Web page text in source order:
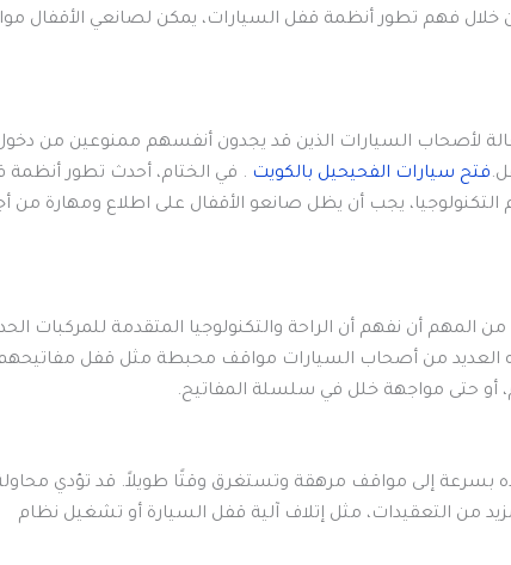
فهم تطور أنظمة قفل السيارات، يمكن لصانعي الأقفال
لأصحاب السيارات الذين قد يجدون أنفسهم ممنوعين من
فتح سيارات الفحيحيل بالكويت . في الختام، أحدث تطور أنظمة
يجب أن يظل صانعو الأقفال على اطلاع ومهارة من
المهم أن نفهم أن الراحة والتكنولوجيا المتقدمة للمركبات
العديد من أصحاب السيارات مواقف محبطة مثل قفل
أو حتى مواجهة خلل في سلسلة المفاتيح.
بسرعة إلى مواقف مرهقة وتستغرق وقتًا طويلاً. قد تؤدي
من التعقيدات، مثل إتلاف آلية قفل السيارة أو تشغيل نظام